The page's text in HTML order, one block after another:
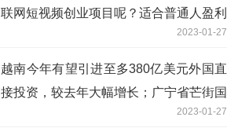
联网短视频创业项目呢？适合普通人盈利
2023-01-27
越南今年有望引进至多380亿美元外国直
接投资，较去年大幅增长；广宁省芒街国
2023-01-27